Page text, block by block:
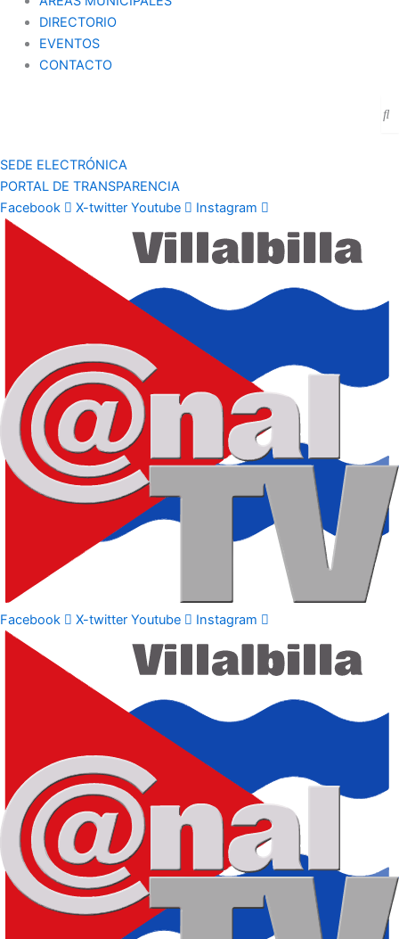
DIRECTORIO
EVENTOS
CONTACTO
SEDE ELECTRÓNICA
PORTAL DE TRANSPARENCIA
Facebook
X-twitter Youtube Instagram
Facebook X-twitter Youtube Instagram